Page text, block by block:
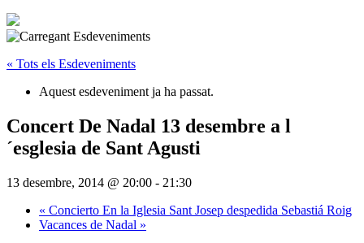
« Tots els Esdeveniments
Aquest esdeveniment ja ha passat.
Concert De Nadal 13 desembre a l
´esglesia de Sant Agusti
13 desembre, 2014 @ 20:00 - 21:30
« Concierto En la Iglesia Sant Josep despedida Sebastiá Roig
Vacances de Nadal »